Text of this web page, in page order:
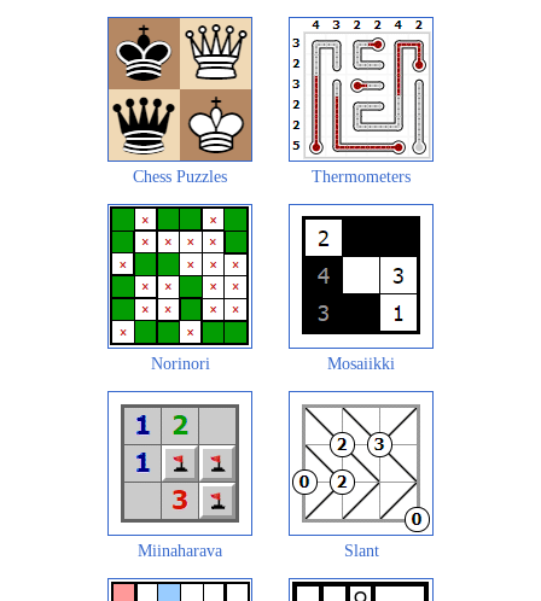
Chess Puzzles Thermometers
Norinori Mosaiikki
Miinaharava Slant